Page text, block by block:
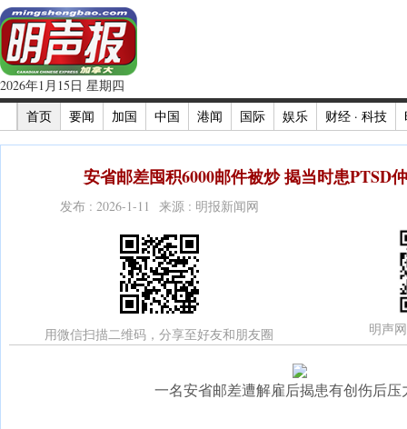
2026年1月15日 星期四
首页
要闻 加国 中国 港闻 国际 娱乐 财经 · 科技
安省邮差囤积6000邮件被炒 揭当时患PTSD
发布 : 2026-1-11 来源 : 明报新闻网
用微信扫描二维码，分享至好友和朋友圈 明声
一名安省邮差遭解雇后揭患有创伤后压